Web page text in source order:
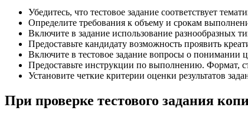
Убедитесь, что тестовое задание соответствует
Определите требования к объему и срокам
Включите в задание использование разнообразных
Предоставьте кандидату возможность проявить
Включите в тестовое задание вопросы о понимании
Предоставьте инструкции по выполнению. Формат,
Установите четкие критерии оценки результатов
При проверке тестового задания